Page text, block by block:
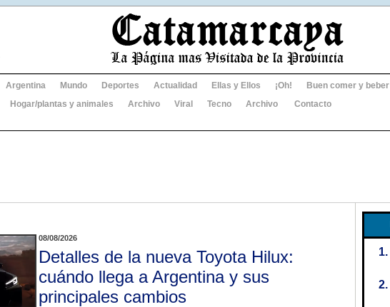
Argentina Mundo Deportes Actualidad Ellas y Ellos ¡Oh!
Buen comer y beber
Hogar/plantas y animales Archivo Viral Tecno Archivo
Contacto
08/08/2026
Detalles de la nueva Toyota Hilux:
cuándo llega a Argentina y sus
principales cambios